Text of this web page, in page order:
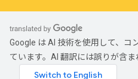
Google は AI 技術を使用して、コ
ています。AI 翻訳には誤りが含ま